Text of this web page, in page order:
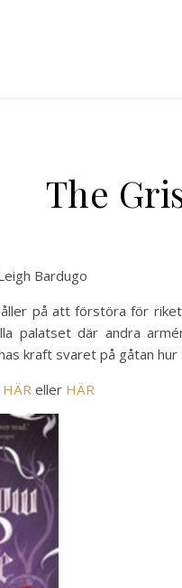
The
Bardugo
på att förstöra för
palatset där andra
kraft svaret på gåtan
HÄR eller HÄR